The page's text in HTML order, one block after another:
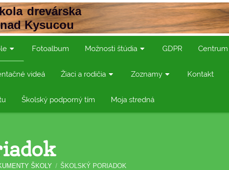
drevárska
Kysucou
Fotoalbum Možnosti štúdia GDPR
videá Žiaci a rodičia Zoznamy Kontakt
Školský podporný tím Moja stredná
ŠKOLY / ŠKOLSKÝ PORIADOK